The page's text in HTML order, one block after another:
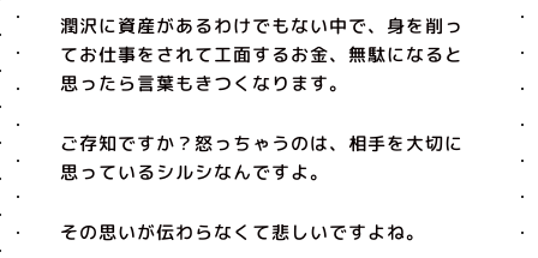
潤沢に資産があるわけでもない中で、身を削っ
てお仕事をされて工面するお金、無駄になると
思ったら言葉もきつくなります。
ご存知ですか？怒っちゃうのは、相手を大切に
思っているシルシなんですよ。
その思いが伝わらなくて悲しいですよね。